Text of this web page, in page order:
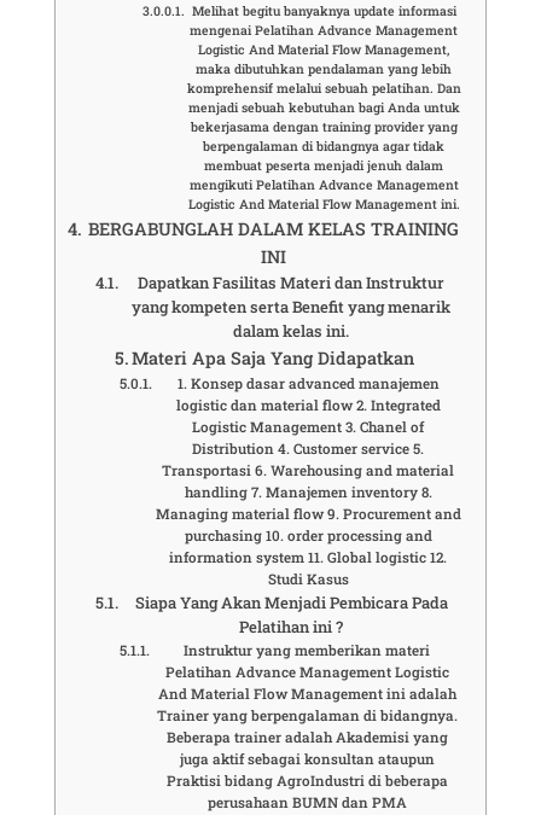
Melihat begitu banyaknya update informasi
mengenai Pelatihan Advance Management
Logistic And Material Flow Management,
maka dibutuhkan pendalaman yang lebih
komprehensif melalui sebuah pelatihan. Dan
menjadi sebuah kebutuhan bagi Anda untuk
bekerjasama dengan training provider yang
berpengalaman di bidangnya agar tidak
membuat peserta menjadi jenuh dalam
mengikuti Pelatihan Advance Management
Logistic And Material Flow Management ini.
BERGABUNGLAH DALAM KELAS TRAINING
INI
Dapatkan Fasilitas Materi dan Instruktur
yang kompeten serta Benefit yang menarik
dalam kelas ini.
Materi Apa Saja Yang Didapatkan
1. Konsep dasar advanced manajemen
logistic dan material flow 2. Integrated
Logistic Management 3. Chanel of
Distribution 4. Customer service 5.
Transportasi 6. Warehousing and material
handling 7. Manajemen inventory 8.
Managing material flow 9. Procurement and
purchasing 10. order processing and
information system 11. Global logistic 12.
Studi Kasus
Siapa Yang Akan Menjadi Pembicara Pada
Pelatihan ini ?
Instruktur yang memberikan materi
Pelatihan Advance Management Logistic
And Material Flow Management ini adalah
Trainer yang berpengalaman di bidangnya.
Beberapa trainer adalah Akademisi yang
juga aktif sebagai konsultan ataupun
Praktisi bidang AgroIndustri di beberapa
perusahaan BUMN dan PMA